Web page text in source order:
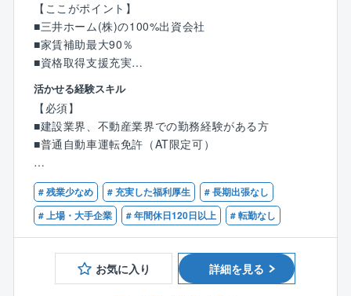
【ここがポイント】
■三井ホーム(株)の100%出資会社
■家賃補助最大90％
■資格取得支援充実
■社員を大切にした育成＆環境整備で働きやすい環境
【業務内容】
都内の営業所にてオーナーの賃貸事業の収益を最大化
させるために、物件のリーシング(入居者募集)や管理業
務を担当いただきます。
※入社段階で適性を見て配属を決定。ほとんどの方は物
件管理のお仕事からスタートしています。
※物件管理業務は、アパートやマンションの賃貸物件を
オーナーさま（法人）に代わり管理するお仕事です。
活かせる経験スキル
【必須】
■建設業界、不動産業界での勤務経験がある方
■普通自動車運転免許（AT限定可）
【歓迎】
■宅地建物取引士資格保有者
■賃貸不動産経営管理士
■リーシング・賃貸仲介
■不動産売買の経験
# 残業少なめ # 充実した福利厚生
# 長期出張なし
# 上場・大手企業
# 年間休日120日以上 # 転勤なし
お気に入り 詳細を見る